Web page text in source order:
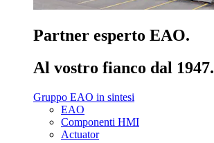
Partner esperto EAO.
Al vostro fianco dal 1947.
Gruppo EAO in sintesi
EAO
Componenti HMI
Actuator